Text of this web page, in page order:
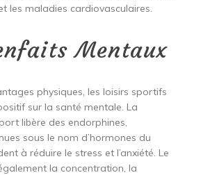
les maladies cardiovasculaires.
Mentaux
physiques, les loisirs sportifs
sur la santé mentale. La
libère des endorphines,
sous le nom d’hormones du
à réduire le stress et l’anxiété. Le
la concentration, la